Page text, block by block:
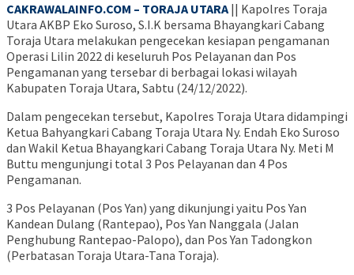
CAKRAWALAINFO.COM – TORAJA UTARA|| Kapolres Toraja
Utara AKBP Eko Suroso, S.I.K bersama Bhayangkari Cabang
Toraja Utara melakukan pengecekan kesiapan pengamanan
Operasi Lilin 2022 di keseluruh Pos Pelayanan dan Pos
Pengamanan yang tersebar di berbagai lokasi wilayah
Kabupaten Toraja Utara, Sabtu (24/12/2022).
Dalam pengecekan tersebut, Kapolres Toraja Utara didampingi
Ketua Bahyangkari Cabang Toraja Utara Ny. Endah Eko Suroso
dan Wakil Ketua Bhayangkari Cabang Toraja Utara Ny. Meti M
Buttu mengunjungi total 3 Pos Pelayanan dan 4 Pos
Pengamanan.
3 Pos Pelayanan (Pos Yan) yang dikunjungi yaitu Pos Yan
Kandean Dulang (Rantepao), Pos Yan Nanggala (Jalan
Penghubung Rantepao-Palopo), dan Pos Yan Tadongkon
(Perbatasan Toraja Utara-Tana Toraja).